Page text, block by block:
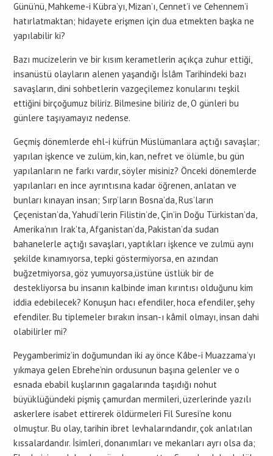
Günü’nü, Mahkeme-i Kübra’yı, Mizan’ı, Cennet’i ve Cehennem’i
hatırlatmaktan; hidayete erişmen için dua etmekten başka ne
yapılabilir ki?
Bazı mucizelerin ve bir kısım kerametlerin açıkça zuhur ettiği,
insanüstü olayların alenen yaşandığı İslâm Tarihindeki bazı
savaşların, dini sohbetlerin vazgeçilemez konularını teşkil
ettiğini birçoğumuz biliriz. Bilmesine biliriz de, O günleri bu
günlere taşıyamayız nedense.
Geçmiş dönemlerde ehl-i küfrün Müslümanlara açtığı savaşlar;
yapılan işkence ve zulüm, kin, kan, nefret ve ölümle, bu gün
yapılanların ne farkı vardır, söyler misiniz? Önceki dönemlerde
yapılanları en ince ayrıntısına kadar öğrenen, anlatan ve
bunları kınayan insan; Sırp’ların Bosna’da, Rus’ların
Çeçenistan’da, Yahudi’lerin Filistin’de, Çin’in Doğu Türkistan’da,
Amerika’nın Irak’ta, Afganistan’da, Pakistan’da sudan
bahanelerle açtığı savaşları, yaptıkları işkence ve zulmü aynı
şekilde kınamıyorsa, tepki göstermiyorsa, en azından
buğzetmiyorsa, göz yumuyorsa,üstüne üstlük bir de
destekliyorsa bu insanın kalbinde iman kırıntısı olduğunu kim
iddia edebilecek? Konuşun hacı efendiler, hoca efendiler, şehy
efendiler. Bu tiplemeler bırakın insan-ı kâmil olmayı, insan dahi
olabilirler mi?
Peygamberimiz’in doğumundan iki ay önce Kâbe-i Muazzama’yı
yıkmaya gelen Ebrehe’nin ordusunun başına gelenler ve o
esnada ebabil kuşlarının gagalarında taşıdığı nohut
büyüklüğündeki pişmiş çamurdan mermileri, üzerlerinde yazılı
askerlere isabet ettirerek öldürmeleri Fil Suresi’ne konu
olmuştur. Bu olay, tarihin ibret levhalarındandır, çok anlatılan
kıssalardandır. İsimleri, donanımları ve mekanları ayrı olsa da;